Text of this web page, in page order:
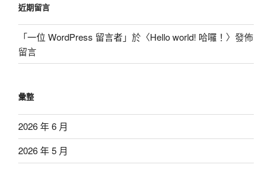
近期留言
「一位 WordPress 留言者」於〈Hello world! 哈囉！ 〉發佈
留言
彙整
2026 年 6 月
2026 年 5 月